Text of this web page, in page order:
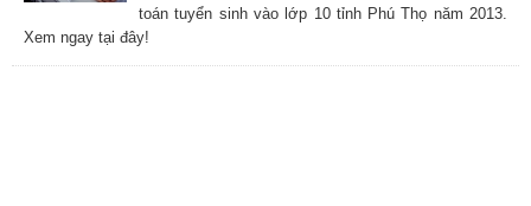
toán tuyển sinh vào lớp 10 tỉnh Phú Thọ năm 2013.
Xem ngay tại đây!